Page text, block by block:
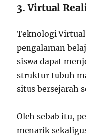
3. Virtual
Teknologi
pengalaman
siswa dapat
struktur tubuh
situs bersejarah
Oleh sebab itu,
menarik